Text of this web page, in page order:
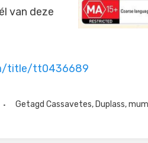
van deze
title/tt0436689
Getagd Cassavetes, Duplass,